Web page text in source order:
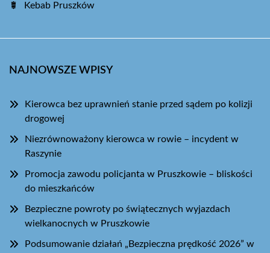
Kebab Pruszków
NAJNOWSZE WPISY
Kierowca bez uprawnień stanie przed sądem po kolizji
drogowej
Niezrównoważony kierowca w rowie – incydent w
Raszynie
Promocja zawodu policjanta w Pruszkowie – bliskości
do mieszkańców
Bezpieczne powroty po świątecznych wyjazdach
wielkanocnych w Pruszkowie
Podsumowanie działań „Bezpieczna prędkość 2026” w